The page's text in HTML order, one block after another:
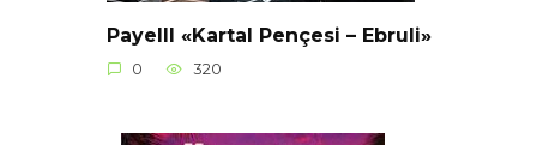
Payelll «Kartal Pençesi – Ebruli»
0 320